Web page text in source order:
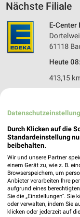
Nächste Filiale
E-Center
61118
Heute
413,15
Angebote-
Kelsterbach
Aug.
03Mo 04Di
Durch Klicken auf die
Standardeinstellung
beibehalten.
Wir und unsere Partner
einem Gerät zu, wie z. B.
Browserspeichern, um
Anbieter verarbeiten Ihre
aufgrund eines
Sie die „Einstellungen“. Sie
oder verwalten, indem Sie
klicken oder jederzeit auf